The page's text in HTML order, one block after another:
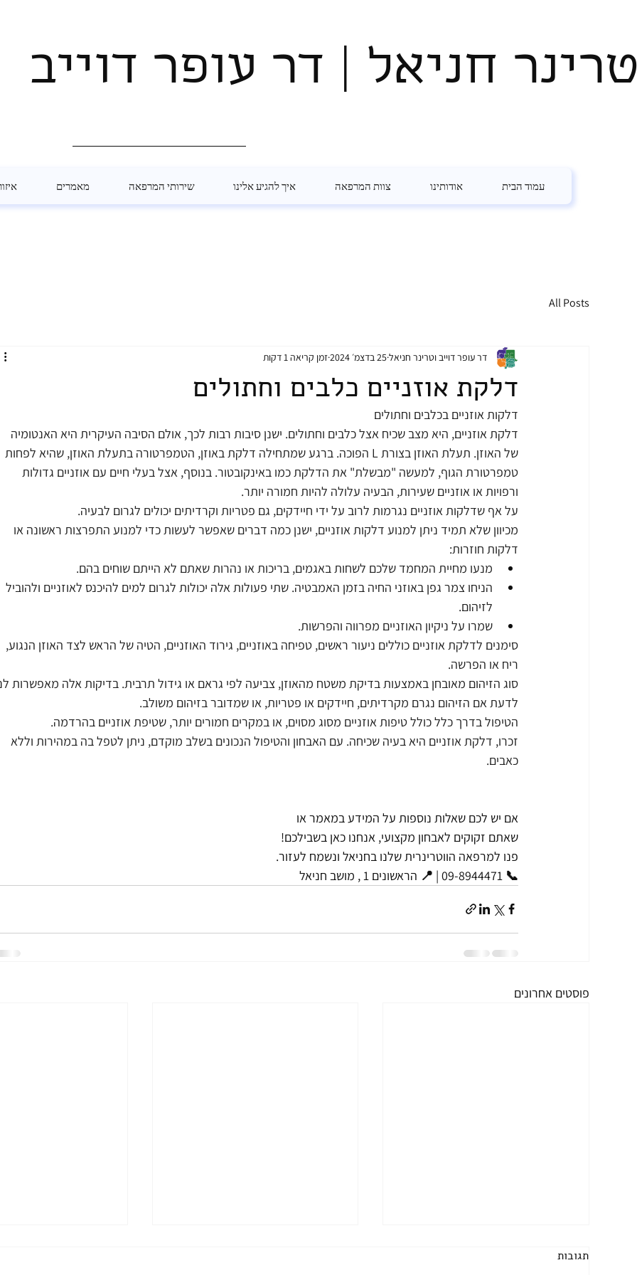
מאמרים שירותי המרפאה איך להגיע אלינו צוות המרפאה אודותינו עמוד הבית
חניאל | דר עופר דוייב
All Posts
דלקת אוזניים כלבים וחתולים
דר עופר דוייב וטרינר חניאל25 בדצמ׳ 2024 זמן קריאה 1 דקות
דלקות אוזניים בכלבים וחתולים
דלקת אוזניים, היא מצב שכיח אצל כלבים וחתולים. ישנן סיבות רבות לכך, אולם הסיבה העיקרית היא האנטומיה
של האוזן. תעלת האוזן בצורת L הפוכה. ברגע שמתחילה דלקת באוזן, הטמפרטורה בתעלת האוזן, שהיא לפחות
טמפרטורת הגוף, למעשה "מבשלת" את הדלקת כמו באינקובטור. בנוסף, אצל בעלי חיים עם אוזניים גדולות
ורפויות או אוזניים שעירות, הבעיה עלולה להיות חמורה יותר.
על אף שדלקות אוזניים נגרמות לרוב על ידי חיידקים, גם פטריות וקרדיתים יכולים לגרום לבעיה.
מכיוון שלא תמיד ניתן למנוע דלקות אוזניים, ישנן כמה דברים שאפשר לעשות כדי למנוע התפרצות ראשונה או
דלקות חוזרות:
מנעו מחיית המחמד שלכם לשחות באגמים, בריכות או נהרות שאתם לא הייתם שוחים בהם.
הניחו צמר גפן באוזני החיה בזמן האמבטיה. שתי פעולות אלה יכולות לגרום למים להיכנס לאוזניים ולהוביל
לזיהום.
שמרו על ניקיון האוזניים מפרווה והפרשות.
סימנים לדלקת אוזניים כוללים ניעור ראשים, טפיחה באוזניים, גירוד האוזניים, הטיה של הראש לצד האוזן הנגוע,
ריח או הפרשה.
סוג הזיהום מאובחן באמצעות בדיקת משטח מהאוזן, צביעה לפי גראם או גידול תרבית. בדיקות אלה מאפשרות
לדעת אם הזיהום נגרם מקרדיתים, חיידקים או פטריות, או שמדובר בזיהום משולב.
הטיפול בדרך כלל כולל טיפות אוזניים מסוג מסוים, או במקרים חמורים יותר, שטיפת אוזניים בהרדמה.
זכרו, דלקת אוזניים היא בעיה שכיחה. עם האבחון והטיפול הנכונים בשלב מוקדם, ניתן לטפל בה במהירות וללא
כאבים.
אם יש לכם שאלות נוספות על המידע במאמר או
שאתם זקוקים לאבחון מקצועי, אנחנו כאן בשבילכם!
פנו למרפאה הווטרינרית שלנו בחניאל ונשמח לעזור.
📞 09-8944471 | 📍 הראשונים 1 , מושב חניאל
פוסטים אחרונים
תגובות